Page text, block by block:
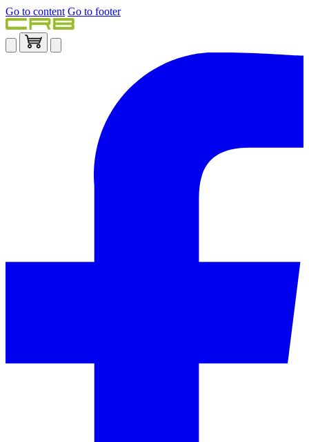
Go to content Go to footer